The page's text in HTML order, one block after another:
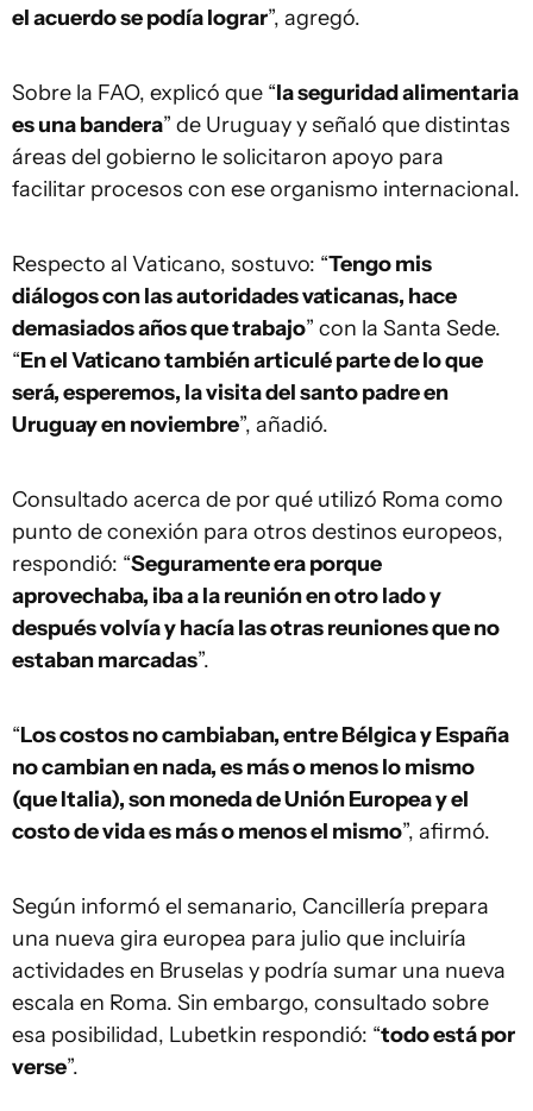
el acuerdo se podía lograr”, agregó.
Sobre la FAO, explicó que “la seguridad alimentaria
es una bandera” de Uruguay y señaló que distintas
áreas del gobierno le solicitaron apoyo para
facilitar procesos con ese organismo internacional.
Respecto al Vaticano, sostuvo: “Tengo mis
diálogos con las autoridades vaticanas, hace
demasiados años que trabajo” con la Santa Sede.
“En el Vaticano también articulé parte de lo que
será, esperemos, la visita del santo padre en
Uruguay en noviembre”, añadió.
Consultado acerca de por qué utilizó Roma como
punto de conexión para otros destinos europeos,
respondió: “Seguramente era porque
aprovechaba, iba a la reunión en otro lado y
después volvía y hacía las otras reuniones que no
estaban marcadas”.
“Los costos no cambiaban, entre Bélgica y España
no cambian en nada, es más o menos lo mismo
(que Italia), son moneda de Unión Europea y el
costo de vida es más o menos el mismo”, afirmó.
Según informó el semanario, Cancillería prepara
una nueva gira europea para julio que incluiría
actividades en Bruselas y podría sumar una nueva
escala en Roma. Sin embargo, consultado sobre
esa posibilidad, Lubetkin respondió: “todo está por
verse”.